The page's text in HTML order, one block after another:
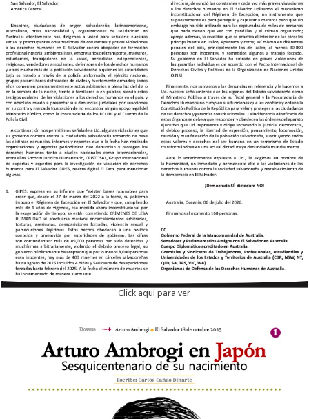
Click aqui para ver